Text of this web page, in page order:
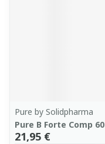
Pure by Solidpharma
Pure B Forte Comp 60
21,95 €